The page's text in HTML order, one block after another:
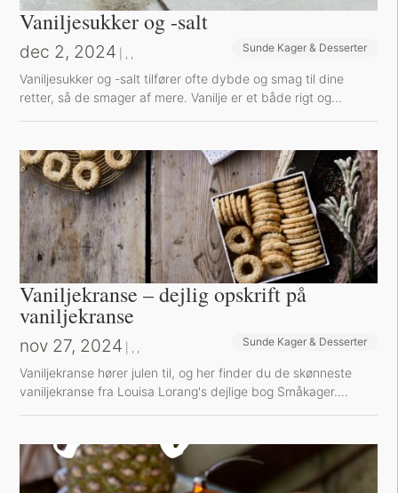
Vaniljesukker og -salt
dec 2, 2024 Bog-omtaler
Bøger og Kurser
Sunde Kager & Desserter
Vaniljesukker og -salt tilfører ofte dybde og smag til dine
retter, så de smager af mere. Vanilje er et både rigt og...
Vaniljekranse – dejlig opskrift på
vaniljekranse
nov 27, 2024 Bog-omtaler
Bøger og Kurser
Sunde Kager & Desserter
Vaniljekranse hører julen til, og her finder du de skønneste
vaniljekranse fra Louisa Lorang's dejlige bog Småkager....